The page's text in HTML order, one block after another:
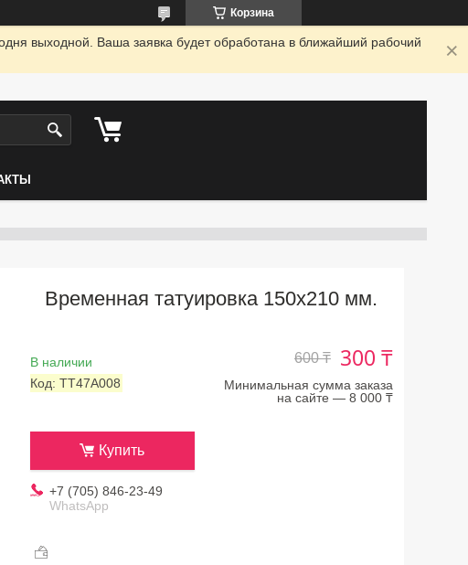
Корзина
выходной. Ваша заявка будет обработана в ближайший рабочий
Временная татуировка 150х210 мм.
В наличии
Код: TT47A008
600 ₸ 300 ₸
Минимальная сумма заказа
на сайте — 8 000 ₸
Купить
+7 (705) 846-23-49
WhatsApp